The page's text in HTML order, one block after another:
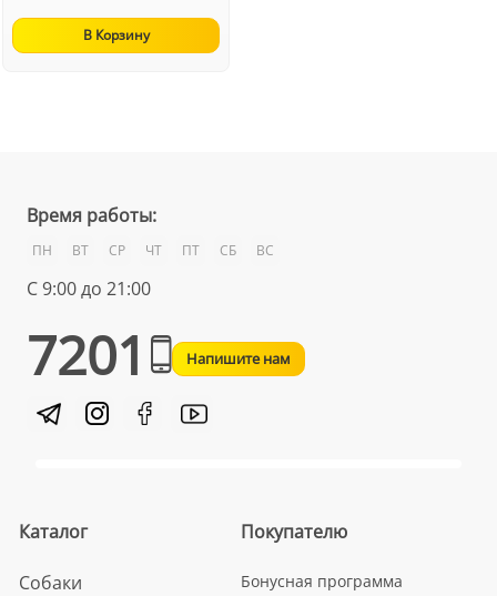
В Корзину
Время работы:
ПН ВТ СР ЧТ ПТ СБ ВС
С 9:00 до 21:00
7201 Напишите нам
Каталог
Собаки
Покупателю
Бонусная программа